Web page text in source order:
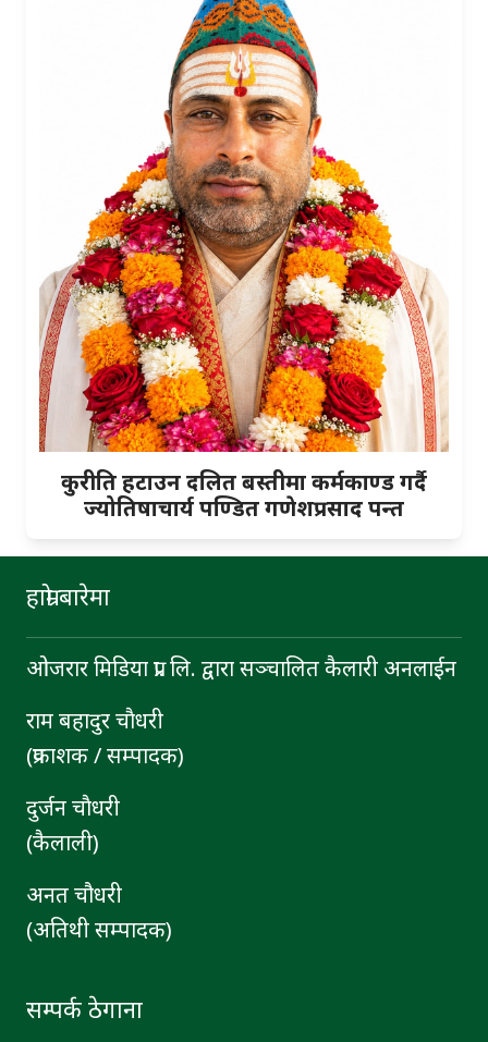
कुरीति हटाउन दलित बस्तीमा कर्मकाण्ड गर्दै
ज्योतिषाचार्य पण्डित गणेशप्रसाद पन्त
हाम्रो बारेमा
ओजरार मिडिया प्रा. लि. द्वारा सञ्चालित कैलारी अनलाईन
राम बहादुर चाैधरी
(प्रकाशक / सम्पादक)
दुर्जन चाैधरी
(कैलाली)
अनत चौधरी
(अतिथी सम्पादक)
सम्पर्क ठेगाना